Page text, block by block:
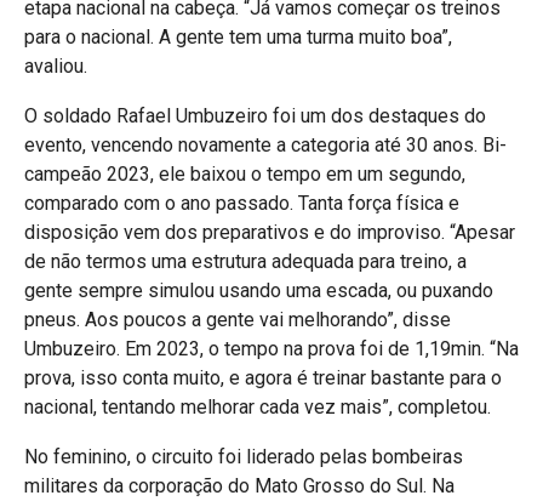
etapa nacional na cabeça. “Já vamos começar os treinos
para o nacional. A gente tem uma turma muito boa”,
avaliou.
O soldado Rafael Umbuzeiro foi um dos destaques do
evento, vencendo novamente a categoria até 30 anos. Bi-
campeão 2023, ele baixou o tempo em um segundo,
comparado com o ano passado. Tanta força física e
disposição vem dos preparativos e do improviso. “Apesar
de não termos uma estrutura adequada para treino, a
gente sempre simulou usando uma escada, ou puxando
pneus. Aos poucos a gente vai melhorando”, disse
Umbuzeiro. Em 2023, o tempo na prova foi de 1,19min. “Na
prova, isso conta muito, e agora é treinar bastante para o
nacional, tentando melhorar cada vez mais”, completou.
No feminino, o circuito foi liderado pelas bombeiras
militares da corporação do Mato Grosso do Sul. Na